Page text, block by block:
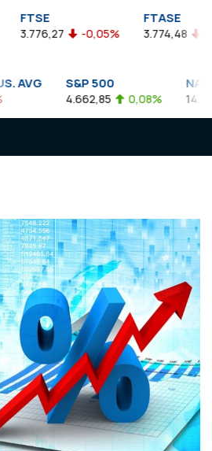
-0,05% 3.774,48 -0,10%
S&P 500
0,08%
NASDAQ
14.893,75